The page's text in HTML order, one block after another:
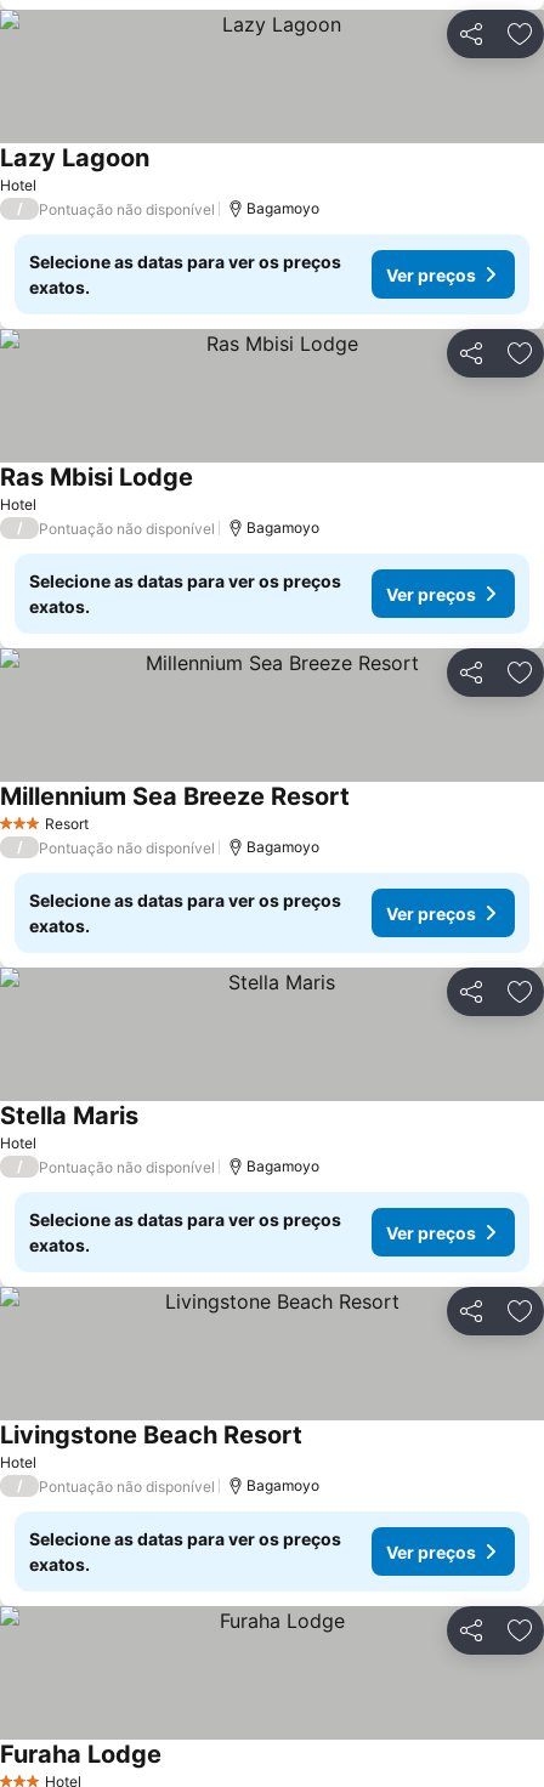
Partilhar
Hotel
Lazy LagoonVer preços
/ Pontuação não disponível Bagamoyo
Selecione as datas para ver os preços
exatos.
Ver preços
Partilhar
Hotel
Ras Mbisi Lodge
/ Pontuação não disponível Bagamoyo
Selecione as datas para ver os preços
exatos.
Ver preços
Partilhar
3 EstrelasResort
Millennium Sea Breeze Resort
/ Pontuação não disponível Bagamoyo
Selecione as datas para ver os preços
exatos.
Ver preços
Partilhar
Hotel
Stella MarisVer preços
/ Pontuação não disponível Bagamoyo
Selecione as datas para ver os preços
exatos.
Ver preços
Partilhar
Hotel
Livingstone Beach Resort
/ Pontuação não disponível Bagamoyo
Selecione as datas para ver os preços
exatos.
Ver preços
Partilhar
Hotel
Furaha Lodge